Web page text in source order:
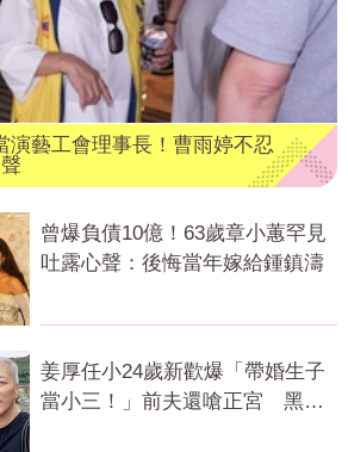
演藝工會理事長！曹雨婷不忍
曾爆負債10億！63歲章小蕙罕見
吐露心聲：後悔當年嫁給鍾鎮濤
姜厚任小24歲新歡爆「帶婚生子
當小三！」前夫還嗆正宮 黑歷